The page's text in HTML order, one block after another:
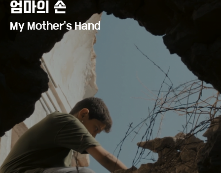
엄마의 손
My Mother's Hand